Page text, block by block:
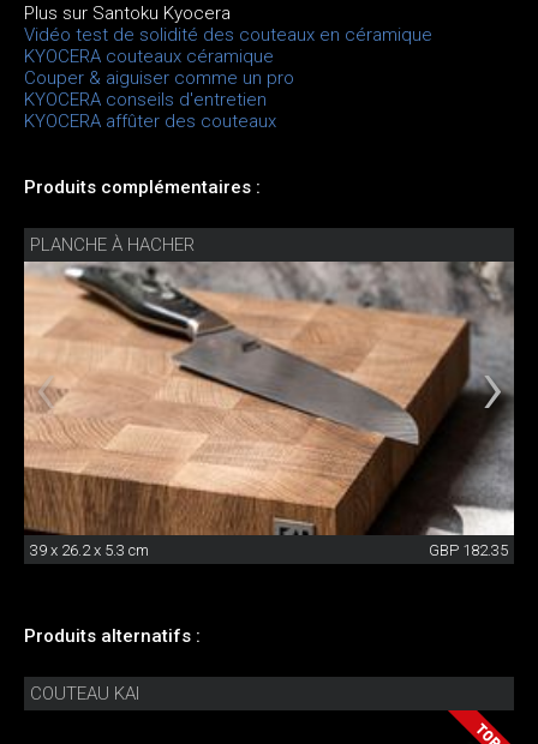
Plus sur Santoku Kyocera
Vidéo test de solidité des couteaux en céramique
KYOCERA couteaux céramique
Couper & aiguiser comme un pro
KYOCERA conseils d'entretien
KYOCERA affûter des couteaux
Produits complémentaires :
PLANCHE À HACHER
39 x 26.2 x 5.3 cm GBP 182.35
Produits alternatifs :
COUTEAU KAI